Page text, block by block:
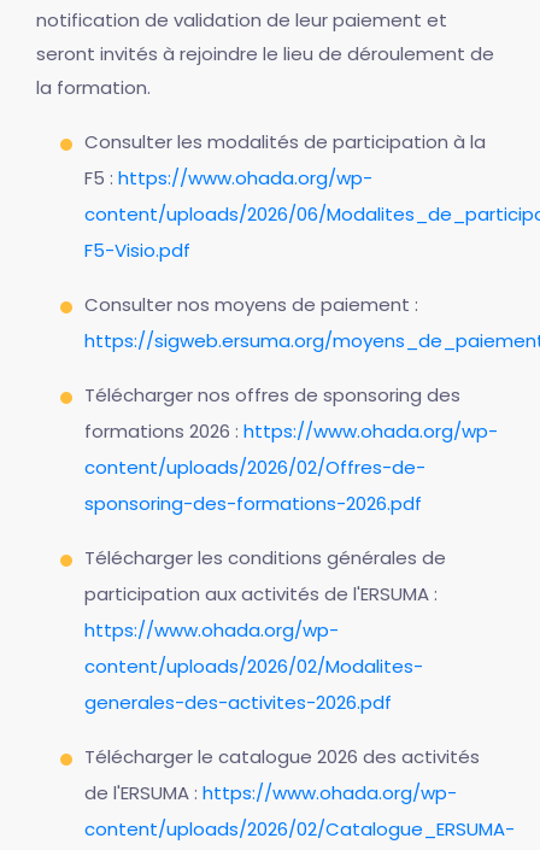
notification de validation de leur paiement et
seront invités à rejoindre le lieu de déroulement de
la formation.
Consulter les modalités de participation à la
F5 : https://www.ohada.org/wp-
content/uploads/2026/06/
F5-Visio.pdf
Consulter nos moyens de paiement :
https://sigweb.ersuma.org/
Télécharger nos offres de sponsoring des
formations 2026 : https://www.ohada.org/wp-
content/uploads/2026/02/Offres-de-
sponsoring-des-formations-2026.pdf
Télécharger les conditions générales de
participation aux activités de l'ERSUMA :
https://www.ohada.org/wp-
content/uploads/2026/02/Modalites-
generales-des-activites-2026.pdf
Télécharger le catalogue 2026 des activités
de l'ERSUMA : https://www.ohada.org/wp-
content/uploads/2026/02/Catalogue_ERSUMA-